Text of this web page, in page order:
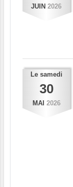
JUIN 2026
Le samedi
30
MAI 2026